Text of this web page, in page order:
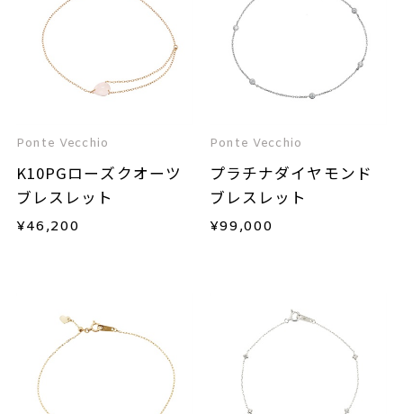
Ponte Vecchio
K10PGローズクオーツ
ブレスレット
¥46,200
Ponte Vecchio
プラチナダイヤモンド
ブレスレット
¥99,000